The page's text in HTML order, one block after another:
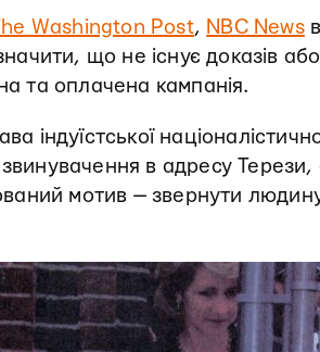
Washington Post, NBC News
що не існує доказів
та оплачена кампанія.
індуїстської
звинувачення в адресу
мотив — звернути